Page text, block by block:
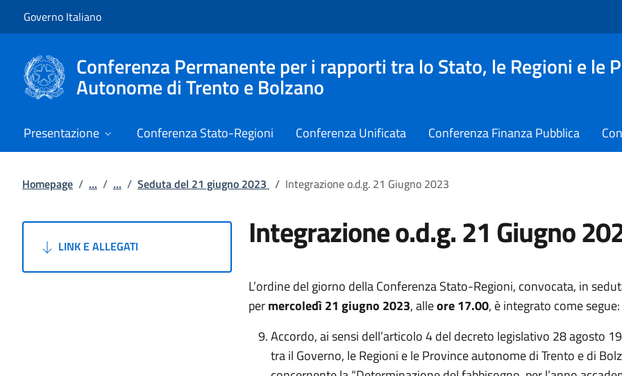
Governo Italiano
Conferenza Permanente per i rapporti tra lo Stato, le Regioni e le
Autonome di Trento e Bolzano
Presentazione Conferenza Stato-Regioni Conferenza Unificata Conferenza Finanza Pubblica
Homepage / ... / ... / Seduta del 21 giugno 2023 / Integrazione o.d.g. 21 Giugno 2023
LINK E ALLEGATI Integrazione o.d.g. 21 Giugno
L’ordine del giorno della Conferenza Stato-Regioni, convocata, in
permercoledì 21 giugno 2023, alleore17.00, è integrato come segue:
Accordo, ai sensi dell’articolo 4 del decreto legislativo 28 agosto
tra il Governo, le Regioni e le Province autonome di Trento e di